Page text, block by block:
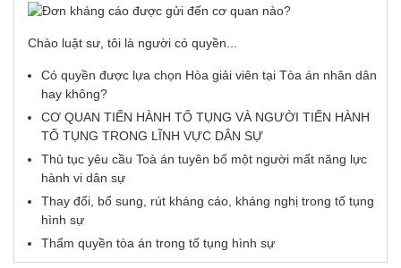
Chào luật sư, tôi là người có quyền...
Có quyền được lựa chọn Hòa giải viên tại Tòa án nhân dân
hay không?
CƠ QUAN TIẾN HÀNH TỐ TỤNG VÀ NGƯỜI TIẾN HÀNH
TỐ TỤNG TRONG LĨNH VỰC DÂN SỰ
Thủ tục yêu cầu Toà án tuyên bố một người mất năng lực
hành vi dân sự
Thay đổi, bổ sung, rút kháng cáo, kháng nghị trong tố tụng
hình sự
Thẩm quyền tòa án trong tố tụng hình sự